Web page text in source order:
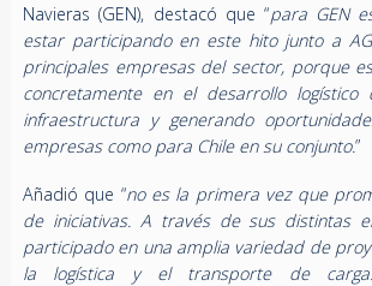
Navieras (GEN), destacó que “para GEN
estar participando en este hito junto a
principales empresas del sector, porque
concretamente en el desarrollo logístico
infraestructura y generando
empresas como para Chile en su conjunto.”
Añadió que “no es la primera vez que
de iniciativas. A través de sus distintas
participado en una amplia variedad de
la logística y el transporte de